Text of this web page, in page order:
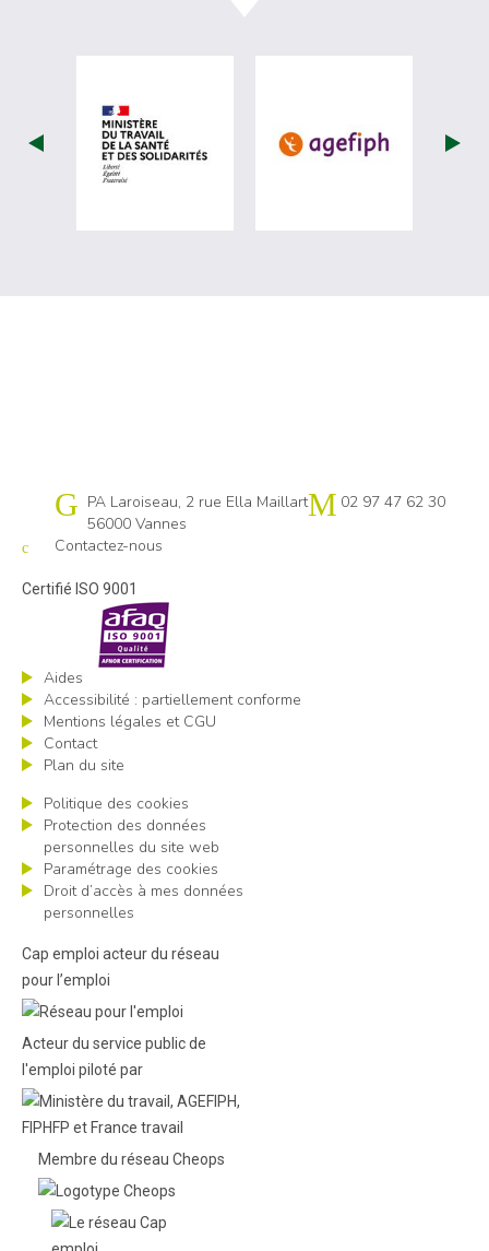
visiter les site de Ministère du travail
visiter les
Cap emploi 56
PA Laroiseau, 2 rue Ella Maillart
56000 Vannes
02 97 47 62 30
Contactez-nous
Certifié ISO 9001
Aides
Accessibilité : partiellement conforme
Mentions légales et CGU
Contact
Plan du site
Politique des cookies
Protection des données
personnelles du site web
Paramétrage des cookies
Droit d’accès à mes données
personnelles
Cap emploi acteur du réseau
pour l’emploi
Acteur du service public de
l'emploi piloté par
Membre du réseau Cheops